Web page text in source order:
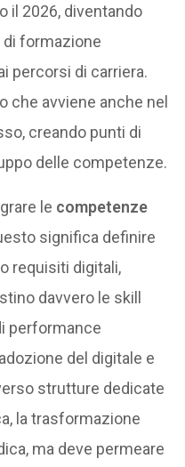
il 2026, diventando
formazione
percorsi di carriera.
che avviene anche nel
creando punti di
delle competenze.
le competenze
significa definire
requisiti digitali,
davvero le skill
performance
del digitale e
strutture dedicate
la trasformazione
ma deve permeare